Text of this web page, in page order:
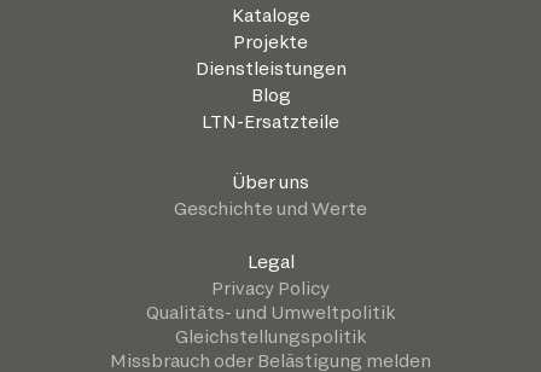
Kataloge
Projekte
Dienstleistungen
Blog
LTN-Ersatzteile
Über uns
Geschichte und Werte
Legal
Privacy Policy
Qualitäts- und Umweltpolitik
Gleichstellungspolitik
Missbrauch oder Belästigung melden